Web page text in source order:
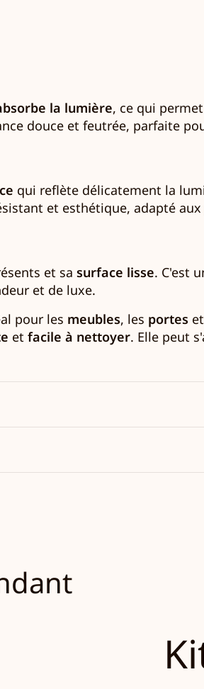
la lumière, ce qui
douce et feutrée, parfaite
qui reflète délicatement la
et esthétique, adapté
et sa surface lisse. C'est
et de luxe.
pour les meubles, les portes
et facile à nettoyer. Elle peut